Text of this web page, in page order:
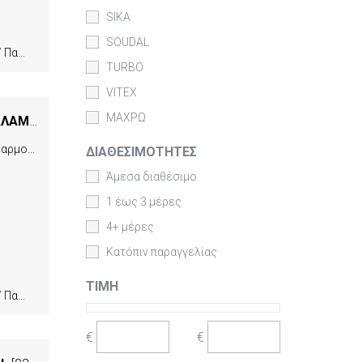
ΕΛΑΣΤΟΜΕΡΗΣ ΑΚΡΥΛΙΚΗ ΜΑΣΤΙΧΗ ΛΕΥΚΗ ΕΠΑΓΓΕΛΜΑΤΙΚΗ MERCOLA MEGACRYL ΣΑΛΑΜΙ 600ML [06267]
SIKA
SOUDAL
TURBO
VITEX
ΜΑΧΡΩ
ΔΙΑΘΕΣΙΜΌΤΗΤΕΣ
Άμεσα διαθέσιμο
1 έως 3 μέρες
4+ μέρες
Κατόπιν παραγγελίας
ΤΙΜΉ
€ €